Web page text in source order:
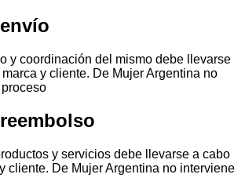
y coordinación del mismo debe llevarse
y cliente. De Mujer Argentina no
y servicios debe llevarse a cabo
cliente. De Mujer Argentina no interviene